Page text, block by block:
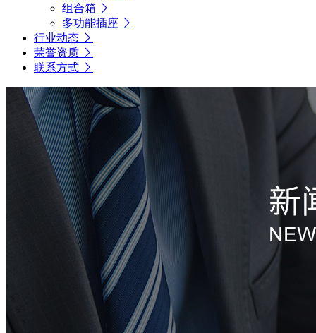
组合箱
多功能插座
行业动态
荣誉资质
联系方式